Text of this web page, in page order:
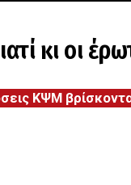
κι οι
ΚΨΜ